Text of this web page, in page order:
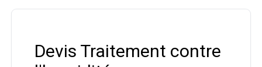
Devis Traitement contre